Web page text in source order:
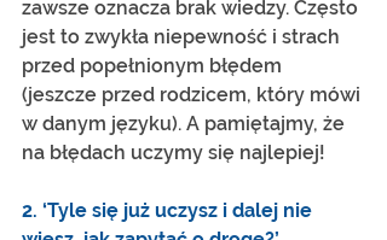
zawsze oznacza brak wiedzy. Często
jest to zwykła niepewność i strach
przed popełnionym błędem
(jeszcze przed rodzicem, który mówi
w danym języku). A pamiętajmy, że
na błędach uczymy się najlepiej!
2. ‘Tyle się już uczysz i dalej nie